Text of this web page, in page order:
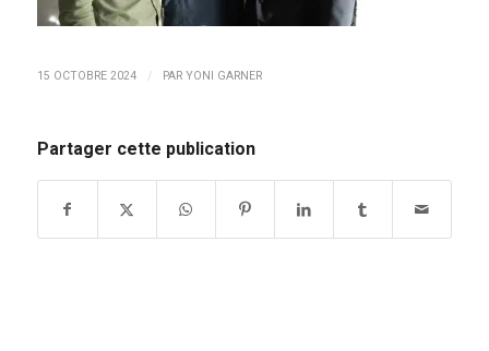
15 OCTOBRE 2024 / PAR YONI GARNER
Partager cette publication